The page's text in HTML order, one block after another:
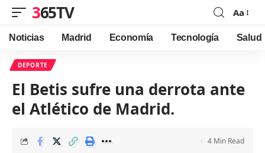
365TV
Font
Resizer
Aa
Noticias Madrid Economía Tecnología Salud
DEPORTE
El Betis sufre una derrota ante
el Atlético de Madrid.
4 Min Read